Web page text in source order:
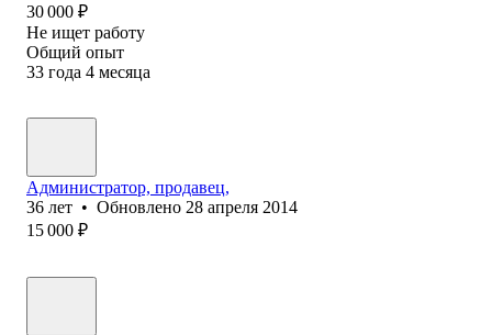
30 000 ₽
Не ищет работу
Общий опыт
33 года 4 месяца
Администратор, продавец,
36 лет • Обновлено 28 апреля 2014
15 000 ₽